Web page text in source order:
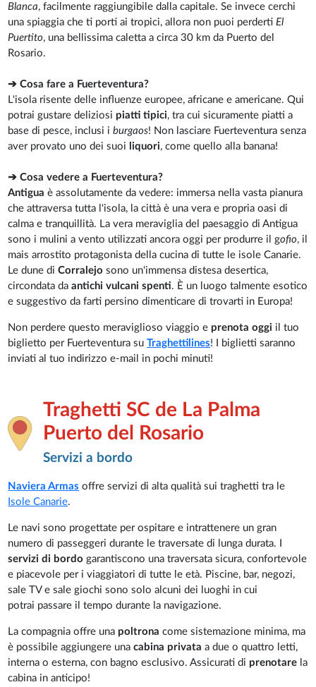
Blanca, facilmente raggiungibile dalla capitale. Se invece cerchi
una spiaggia che ti porti ai tropici, allora non puoi perdertiEl
Puertito, una bellissima caletta a circa 30 km da Puerto del
Rosario.
➔ Cosa fare a Fuerteventura?
L'isola risente delle influenze europee, africane e americane. Qui
potrai gustare deliziosi piatti tipici, tra cui sicuramente piatti a
base di pesce, inclusi iburgaos! Non lasciare Fuerteventura senza
aver provato uno dei suoi liquori, come quello alla banana!
➔ Cosa vedere a Fuerteventura?
Antiguaè assolutamente da vedere: immersa nella vasta pianura
che attraversa tutta l'isola, la città è una vera e propria oasi di
calma e tranquillità. La vera meraviglia del paesaggio di Antigua
sono i mulini a vento utilizzati ancora oggi per produrre il gofio, il
mais arrostito protagonista della cucina di tutte le isole Canarie.
Le dune diCorralejosono un'immensa distesa desertica,
circondata daantichi vulcani spenti. È un luogo talmente esotico
e suggestivo da farti persino dimenticare di trovarti in Europa!
Non perdere questo meraviglioso viaggio e prenota oggi il tuo
biglietto per Fuerteventura suTraghettilines! I biglietti saranno
inviati al tuo indirizzo e-mail in pochi minuti!
Traghetti SC de La Palma
Puerto del Rosario
Servizi a bordo
Naviera Armas offre servizi di alta qualità sui traghetti tra le
Isole Canarie.
Le navi sono progettate per ospitare e intrattenere un gran
numero di passeggeri durante le traversate di lunga durata. I
servizi di bordo garantiscono una traversata sicura, confortevole
e piacevole per i viaggiatori di tutte le età. Piscine, bar, negozi,
sale TV e sale giochi sono solo alcuni dei luoghi in cui
potrai passare il tempo durante la navigazione.
La compagnia offre una poltronacome sistemazione minima, ma
è possibile aggiungere unacabina privataa due o quattro letti,
interna o esterna, con bagno esclusivo. Assicurati di prenotare la
cabina in anticipo!